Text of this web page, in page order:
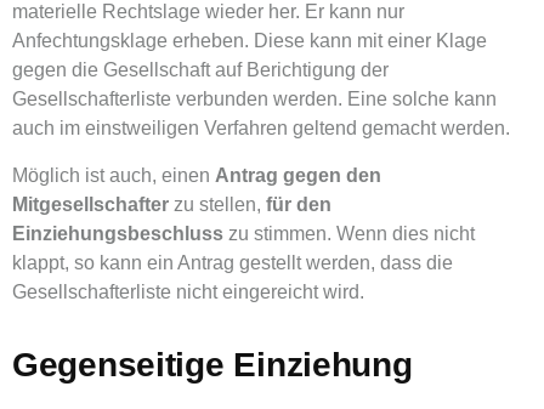
materielle Rechtslage wieder her. Er kann nur
Anfechtungsklage erheben. Diese kann mit einer Klage
gegen die Gesellschaft auf Berichtigung der
Gesellschafterliste verbunden werden. Eine solche kann
auch im einstweiligen Verfahren geltend gemacht werden.
Möglich ist auch, einen Antrag gegen den
Mitgesellschafter zu stellen, für den
Einziehungsbeschluss zu stimmen. Wenn dies nicht
klappt, so kann ein Antrag gestellt werden, dass die
Gesellschafterliste nicht eingereicht wird.
Gegenseitige Einziehung